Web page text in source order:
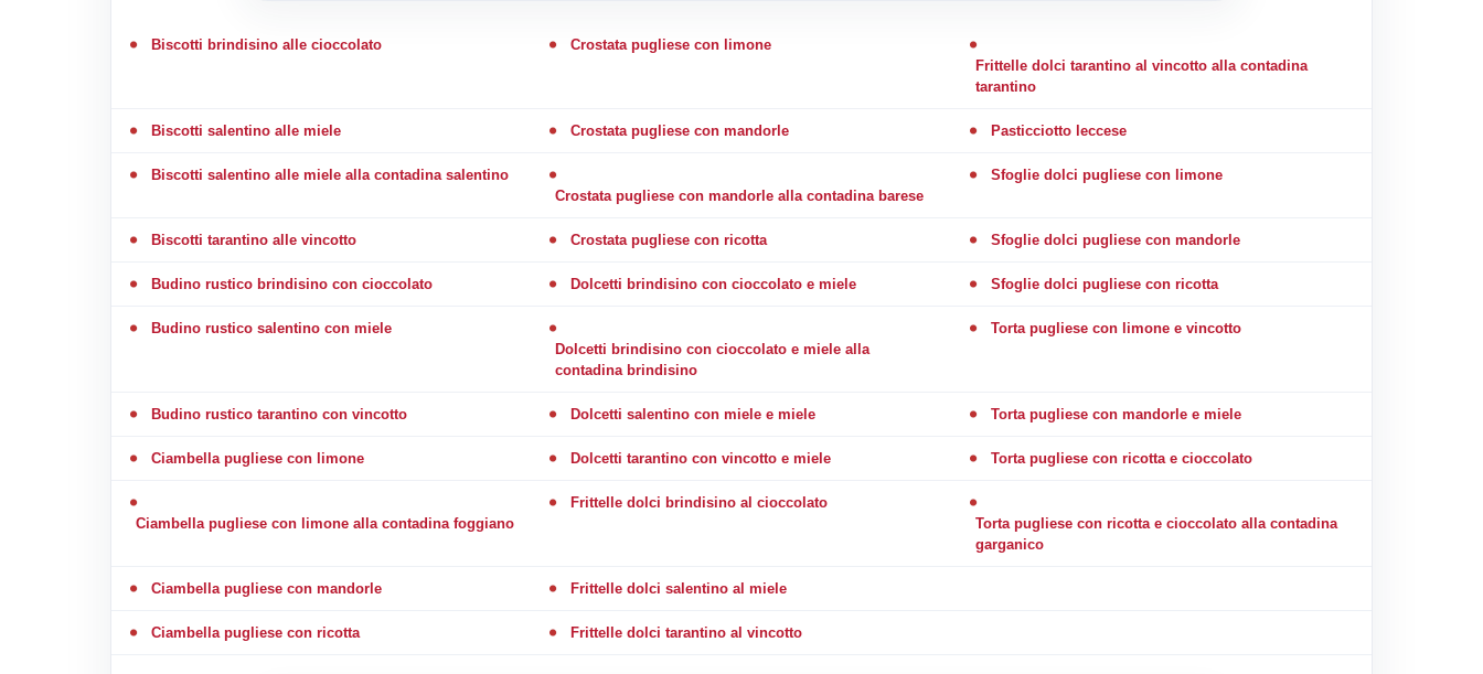
Biscotti brindisino alle cioccolato
Crostata pugliese con limone
Frittelle dolci tarantino al vincotto alla contadina
tarantino
Biscotti salentino alle miele Crostata pugliese con mandorle Pasticciotto leccese
Biscotti salentino alle miele alla contadina salentino
Crostata pugliese con mandorle alla contadina barese
Sfoglie dolci pugliese con limone
Biscotti tarantino alle vincotto Crostata pugliese con ricotta Sfoglie dolci pugliese con mandorle
Budino rustico brindisino con cioccolato Dolcetti brindisino con cioccolato e miele Sfoglie dolci pugliese con ricotta
Budino rustico salentino con miele
Dolcetti brindisino con cioccolato e miele alla
contadina brindisino
Torta pugliese con limone e vincotto
Budino rustico tarantino con vincotto Dolcetti salentino con miele e miele Torta pugliese con mandorle e miele
Ciambella pugliese con limone Dolcetti tarantino con vincotto e miele Torta pugliese con ricotta e cioccolato
Ciambella pugliese con limone alla contadina foggiano
Frittelle dolci brindisino al cioccolato
Torta pugliese con ricotta e cioccolato alla contadina
garganico
Ciambella pugliese con mandorle Frittelle dolci salentino al miele
Ciambella pugliese con ricotta Frittelle dolci tarantino al vincotto